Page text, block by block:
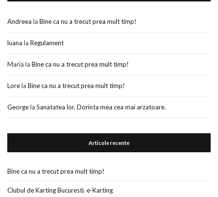
Andreea la Bine ca nu a trecut prea mult timp!
luana la Regulament
Maria la Bine ca nu a trecut prea mult timp!
Lorela Bine ca nu a trecut prea mult timp!
Georgela Sanatatea lor. Dorinta mea cea mai arzatoare.
Articole recente
Bine ca nu a trecut prea mult timp!
Clubul de Karting Bucuresti. e-Karting